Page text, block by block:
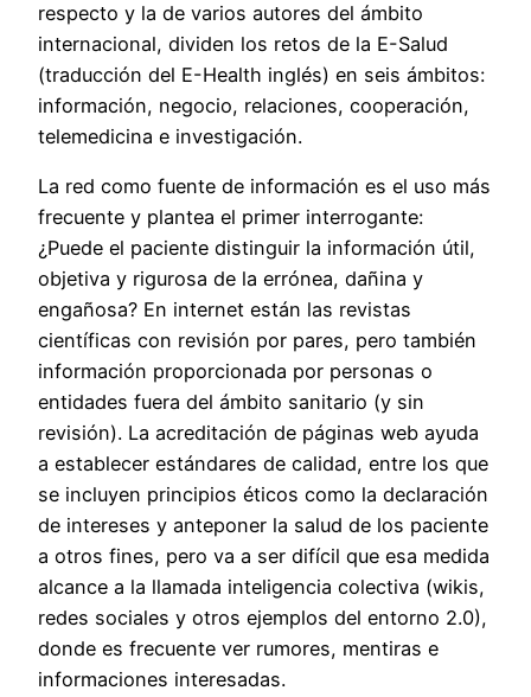
respecto y la de varios autores del ámbito
internacional, dividen los retos de la E-Salud
(traducción del E-Health inglés) en seis ámbitos:
información, negocio, relaciones, cooperación,
telemedicina e investigación.
La red como fuente de información es el uso más
frecuente y plantea el primer interrogante:
¿Puede el paciente distinguir la información útil,
objetiva y rigurosa de la errónea, dañina y
engañosa? En internet están las revistas
científicas con revisión por pares, pero también
información proporcionada por personas o
entidades fuera del ámbito sanitario (y sin
revisión). La acreditación de páginas web ayuda
a establecer estándares de calidad, entre los que
se incluyen principios éticos como la declaración
de intereses y anteponer la salud de los paciente
a otros fines, pero va a ser difícil que esa medida
alcance a la llamada inteligencia colectiva (wikis,
redes sociales y otros ejemplos del entorno 2.0),
donde es frecuente ver rumores, mentiras e
informaciones interesadas.